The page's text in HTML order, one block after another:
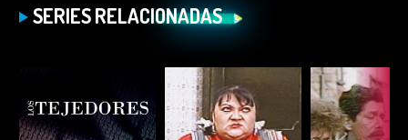
SERIES RELACIONADAS